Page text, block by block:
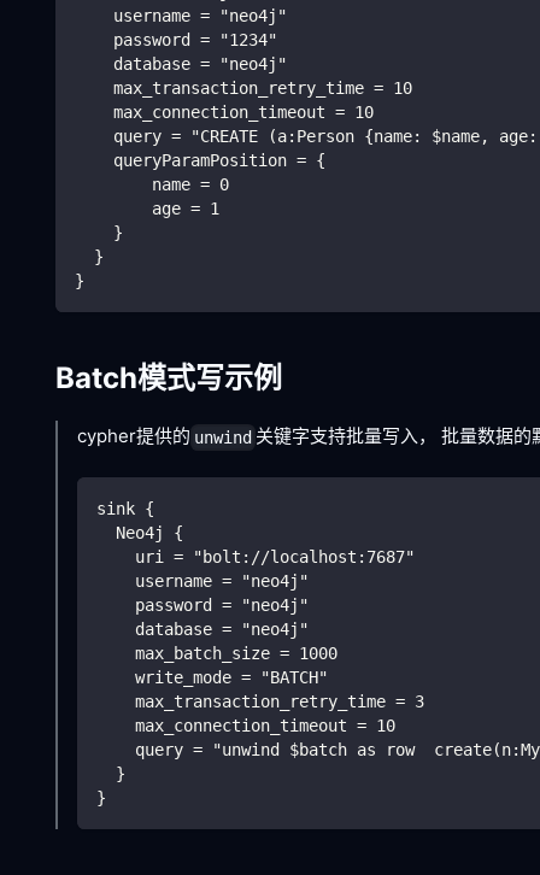
    username = "neo4j"
    password = "1234"
    database = "neo4j"
    max_transaction_retry_time = 10
    max_connection_timeout = 10
query = "CREATE (a:Person {name: $name,
    queryParamPosition = {
        name = 0
        age = 1
    }
  }
}
Batch模式写示例
cypher提供的 unwind 关键字支持批量写入， 批量数据
sink {
  Neo4j {
    uri = "bolt://localhost:7687"
    username = "neo4j"
    password = "neo4j"
    database = "neo4j"
    max_batch_size = 1000
    write_mode = "BATCH"
    max_transaction_retry_time = 3
    max_connection_timeout = 10
query = "unwind $batch as row
  }
}